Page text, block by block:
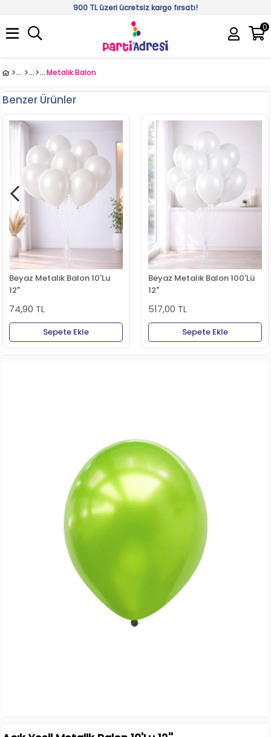
900 TL üzeri ücretsiz kargo fırsatı!
0
Metalik Balon
Benzer Ürünler
Beyaz Metalik Balon 10'Lu
12"
74,90 TL
Sepete Ekle
Beyaz Metalik Balon 100'Lü
12"
517,00 TL
Sepete Ekle